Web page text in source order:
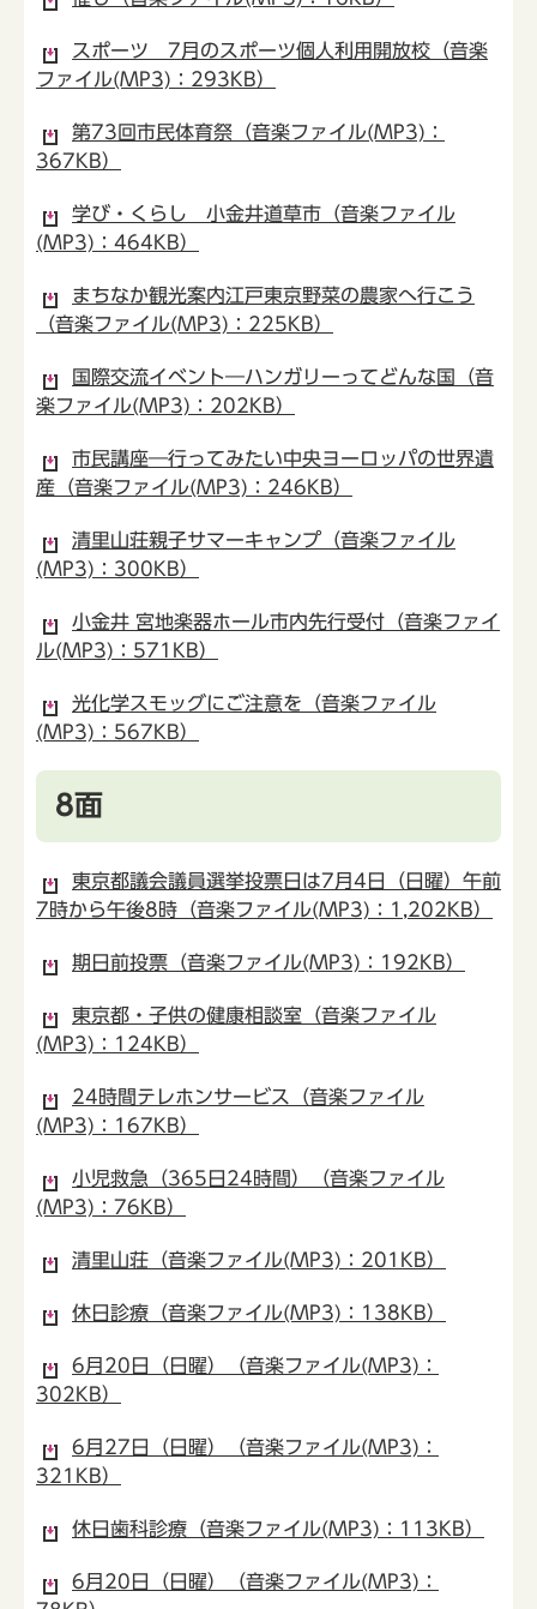
スポーツ 7月のスポーツ個人利用開放校（音楽
ファイル(MP3)：293KB）
第73回市民体育祭（音楽ファイル(MP3)：
367KB）
学び・くらし 小金井道草市（音楽ファイル
(MP3)：464KB）
まちなか観光案内江戸東京野菜の農家へ行こう
（音楽ファイル(MP3)：225KB）
国際交流イベント―ハンガリーってどんな国（音
楽ファイル(MP3)：202KB）
市民講座―行ってみたい中央ヨーロッパの世界遺
産（音楽ファイル(MP3)：246KB）
清里山荘親子サマーキャンプ（音楽ファイル
(MP3)：300KB）
小金井 宮地楽器ホール市内先行受付（音楽ファイ
ル(MP3)：571KB）
光化学スモッグにご注意を（音楽ファイル
(MP3)：567KB）
8面
東京都議会議員選挙投票日は7月4日（日曜）午前
7時から午後8時（音楽ファイル(MP3)：1,202KB）
期日前投票（音楽ファイル(MP3)：192KB）
東京都・子供の健康相談室（音楽ファイル
(MP3)：124KB）
24時間テレホンサービス（音楽ファイル
(MP3)：167KB）
小児救急（365日24時間）（音楽ファイル
(MP3)：76KB）
清里山荘（音楽ファイル(MP3)：201KB）
休日診療（音楽ファイル(MP3)：138KB）
6月20日（日曜）（音楽ファイル(MP3)：
302KB）
6月27日（日曜）（音楽ファイル(MP3)：
321KB）
休日歯科診療（音楽ファイル(MP3)：113KB）
6月20日（日曜）（音楽ファイル(MP3)：